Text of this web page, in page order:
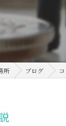
所 ブログ